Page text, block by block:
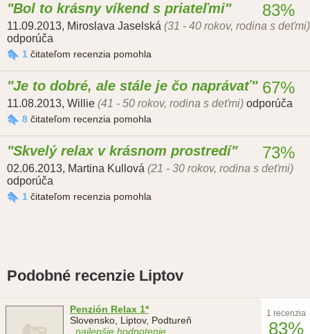
Bol to krásny víkend s priateľmi
11.09.2013, Miroslava Jaselská (31 - 40 rokov, rodina s deťmi)
odporúča
1 čitateľom recenzia pomohla
83%
Je to dobré, ale stále je čo naprávať
11.08.2013, Willie (41 - 50 rokov, rodina s deťmi) odporúča
8 čitateľom recenzia pomohla
67%
Skvelý relax v krásnom prostredí
02.06.2013, Martina Kullová (21 - 30 rokov, rodina s deťmi)
odporúča
1 čitateľom recenzia pomohla
73%
Podobné recenzie Liptov
Penzión Relax 1*
Slovensko, Liptov, Podtureň
. najlepšie hodnotenie
1 recenzia
83%